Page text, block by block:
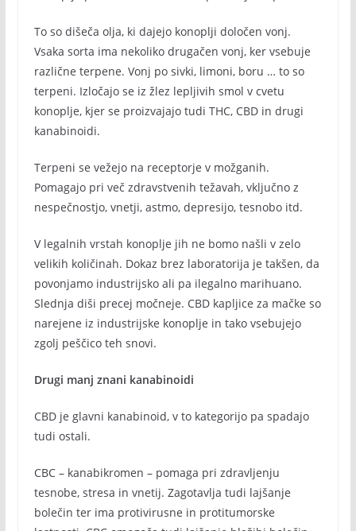
To so dišeča olja, ki dajejo konoplji določen vonj.
Vsaka sorta ima nekoliko drugačen vonj, ker vsebuje
različne terpene. Vonj po sivki, limoni, boru … to so
terpeni. Izločajo se iz žlez lepljivih smol v cvetu
konoplje, kjer se proizvajajo tudi THC, CBD in drugi
kanabinoidi.
Terpeni se vežejo na receptorje v možganih.
Pomagajo pri več zdravstvenih težavah, vključno z
nespečnostjo, vnetji, astmo, depresijo, tesnobo itd.
V legalnih vrstah konoplje jih ne bomo našli v zelo
velikih količinah. Dokaz brez laboratorija je takšen, da
povonjamo industrijsko ali pa ilegalno marihuano.
Slednja diši precej močneje. CBD kapljice za mačke so
narejene iz industrijske konoplje in tako vsebujejo
zgolj peščico teh snovi.
Drugi manj znani kanabinoidi
CBD je glavni kanabinoid, v to kategorijo pa spadajo
tudi ostali.
CBC – kanabikromen – pomaga pri zdravljenju
tesnobe, stresa in vnetij. Zagotavlja tudi lajšanje
bolečin ter ima protivirusne in protitumorske